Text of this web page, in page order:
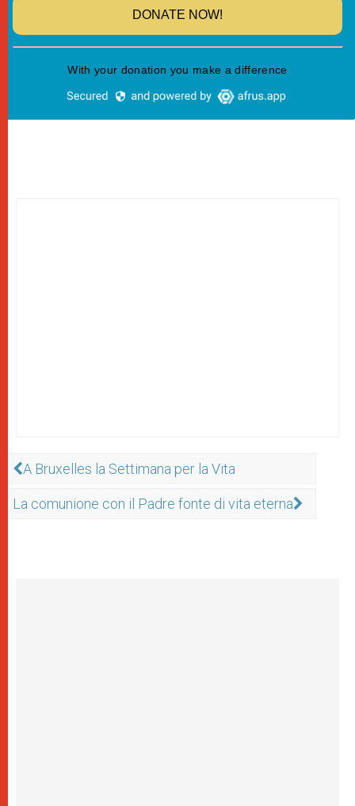
A Bruxelles la Settimana per la Vita
La comunione con il Padre fonte di vita eterna